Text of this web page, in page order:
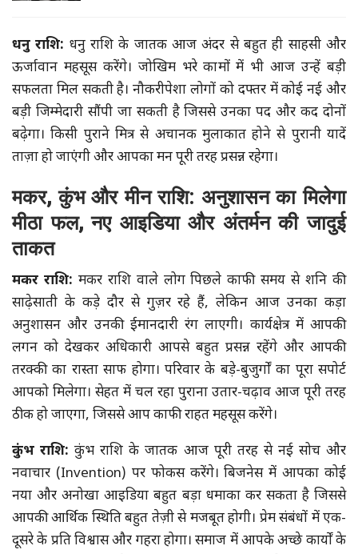
धनु राशि: धनु राशि के जातक आज अंदर से बहुत ही साहसी और
ऊर्जावान महसूस करेंगे। जोखिम भरे कामों में भी आज उन्हें बड़ी
सफलता मिल सकती है। नौकरीपेशा लोगों को दफ्तर में कोई नई और
बड़ी जिम्मेदारी सौंपी जा सकती है जिससे उनका पद और कद दोनों
बढ़ेगा। किसी पुराने मित्र से अचानक मुलाकात होने से पुरानी यादें
ताज़ा हो जाएंगी और आपका मन पूरी तरह प्रसन्न रहेगा।
मकर, कुंभ और मीन राशि: अनुशासन का मिलेगा
मीठा फल, नए आइडिया और अंतर्मन की जादुई
ताकत
मकर राशि: मकर राशि वाले लोग पिछले काफी समय से शनि की
साढ़ेसाती के कड़े दौर से गुज़र रहे हैं, लेकिन आज उनका कड़ा
अनुशासन और उनकी ईमानदारी रंग लाएगी। कार्यक्षेत्र में आपकी
लगन को देखकर अधिकारी आपसे बहुत प्रसन्न रहेंगे और आपकी
तरक्की का रास्ता साफ होगा। परिवार के बड़े-बुजुर्गों का पूरा सपोर्ट
आपको मिलेगा। सेहत में चल रहा पुराना उतार-चढ़ाव आज पूरी तरह
ठीक हो जाएगा, जिससे आप काफी राहत महसूस करेंगे।
कुंभ राशि: कुंभ राशि के जातक आज पूरी तरह से नई सोच और
नवाचार (Invention) पर फोकस करेंगे। बिजनेस में आपका कोई
नया और अनोखा आइडिया बहुत बड़ा धमाका कर सकता है जिससे
आपकी आर्थिक स्थिति बहुत तेज़ी से मजबूत होगी। प्रेम संबंधों में एक-
दूसरे के प्रति विश्वास और गहरा होगा। समाज में आपके अच्छे कार्यों के